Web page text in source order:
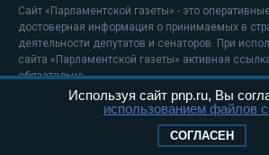
Сайт «Парламентской газеты» - это
достоверная информация о принимаемых в
деятельности депутатов и сенаторов. При
сайта «Парламентской газеты» активная
обязательна.
На информационном ресурсе применяются
Положение о защите персональных данных
Используя сайт pnp.ru, Вы
использованием файлов
СОГЛАСЕН